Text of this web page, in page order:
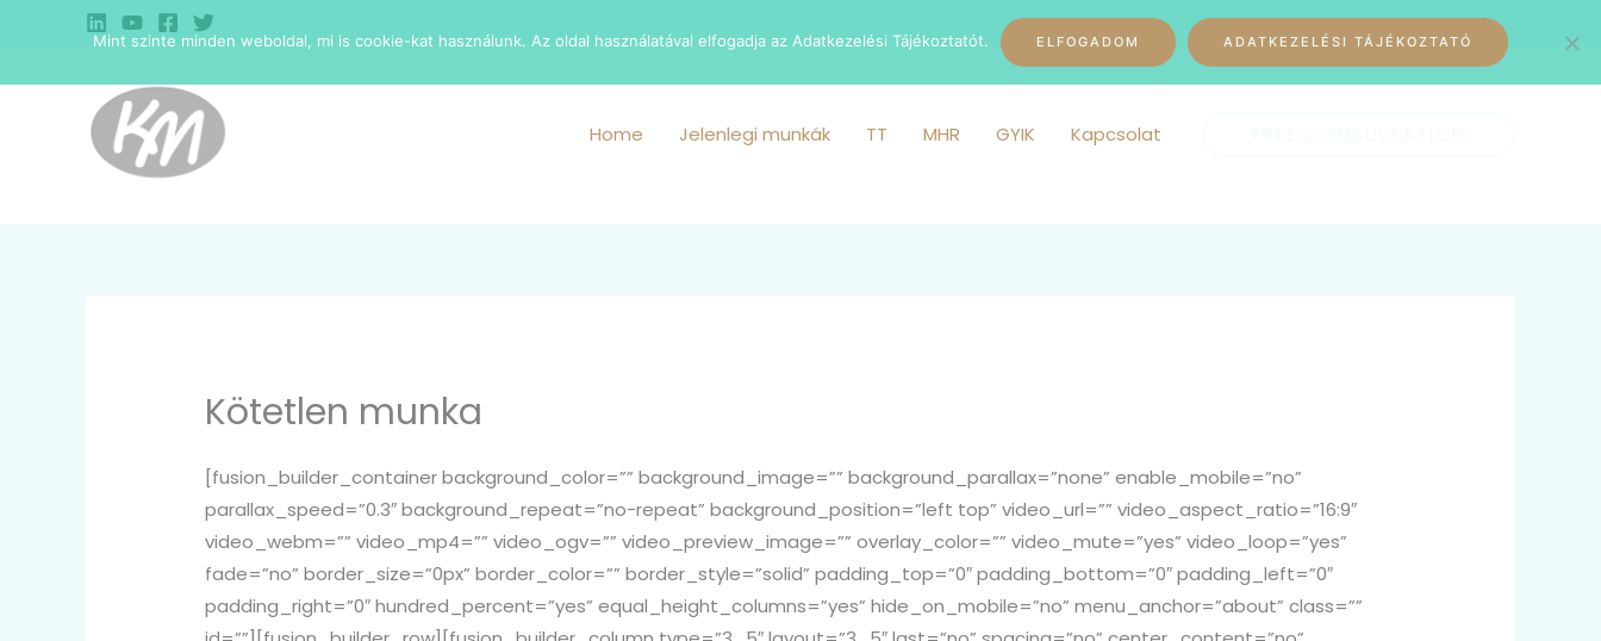
content
Call Today, Toll Free:929-242-6868
Home Jelenlegi munkák TT MHR GYIK Kapcsolat
Kötetlen munka
[fusion_builder_container background_color=”” background_image=”” background_parallax=”none” enable_mobile=”no”
parallax_speed=”0.3″ background_repeat=”no-repeat” background_position=”left top” video_url=”” video_aspect_ratio=”16:9″
video_webm=”” video_mp4=”” video_ogv=”” video_preview_image=”” overlay_color=”” video_mute=”yes” video_loop=”yes”
fade=”no” border_size=”0px” border_color=”” border_style=”solid” padding_top=”0″ padding_bottom=”0″ padding_left=”0″
padding_right=”0″ hundred_percent=”yes” equal_height_columns=”yes” hide_on_mobile=”no” menu_anchor=”about” class=””
Mint szinte minden weboldal, mi is cookie-kat használunk. Az oldal használatával elfogadja az Adatkezelési Tájékoztatót. ELFOGADOM ADATKEZELÉSI TÁJÉKOZTATÓ